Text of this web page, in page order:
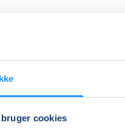
cookies
Kith -